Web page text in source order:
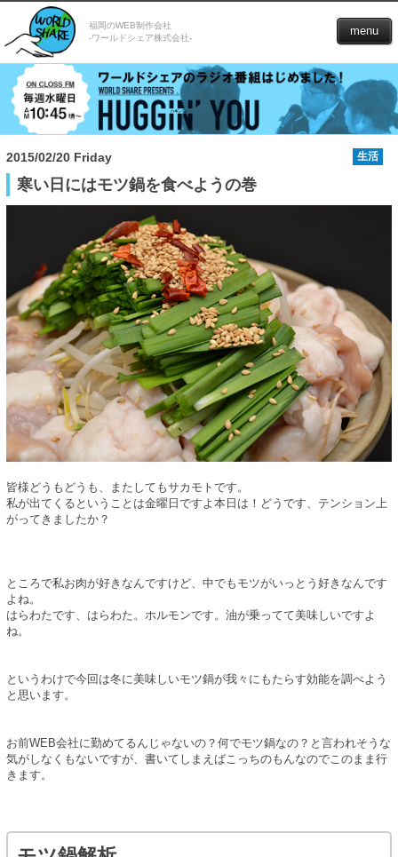
福岡のWEB制作会社
-ワールドシェア株式会社-
menu
生活
2015/02/20 Friday
寒い日にはモツ鍋を食べようの巻
皆様どうもどうも、またしてもサカモトです。
私が出てくるということは金曜日ですよ本日は！どうです、テンション上
がってきましたか？
ところで私お肉が好きなんですけど、中でもモツがいっとう好きなんです
よね。
はらわたです、はらわた。ホルモンです。油が乗ってて美味しいですよ
ね。
というわけで今回は冬に美味しいモツ鍋が我々にもたらす効能を調べよう
と思います。
お前WEB会社に勤めてるんじゃないの？何でモツ鍋なの？と言われそうな
気がしなくもないですが、書いてしまえばこっちのもんなのでこのまま行
きます。